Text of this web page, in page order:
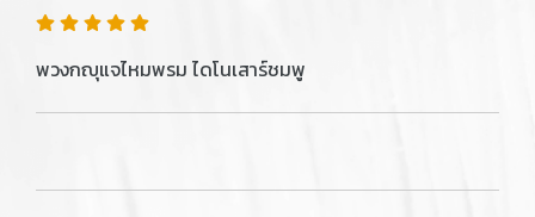
พวงกญุแจไหมพรม ไดโนเสาร์ชมพู